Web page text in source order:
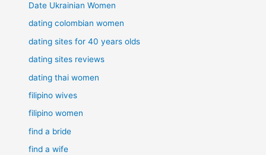
Date Ukrainian Women
dating colombian women
dating sites for 40 years olds
dating sites reviews
dating thai women
filipino wives
filipino women
find a bride
find a wife